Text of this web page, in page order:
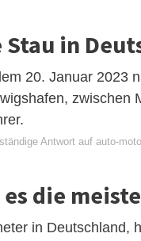
in
20. Januar 2023
zwischen
Antwort auf auto-
die
in Deutschland,